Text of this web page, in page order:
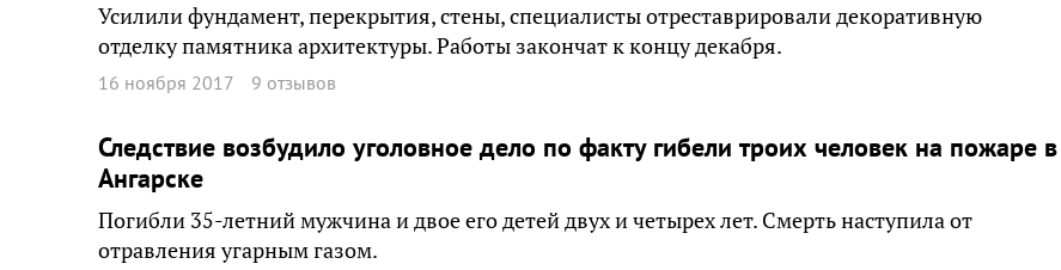
Усилили фундамент, перекрытия, стены, специалисты отреставрировали декоративную
отделку памятника архитектуры. Работы закончат к концу декабря.
16 ноября 2017 9 отзывов
Следствие возбудило уголовное дело по факту гибели троих человек на пожаре в
Ангарске
Погибли 35-летний мужчина и двое его детей двух и четырех лет. Смерть наступила от
отравления угарным газом.